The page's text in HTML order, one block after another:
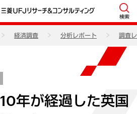
検索
経済調査 分析レポート 調査
年が経過した英国